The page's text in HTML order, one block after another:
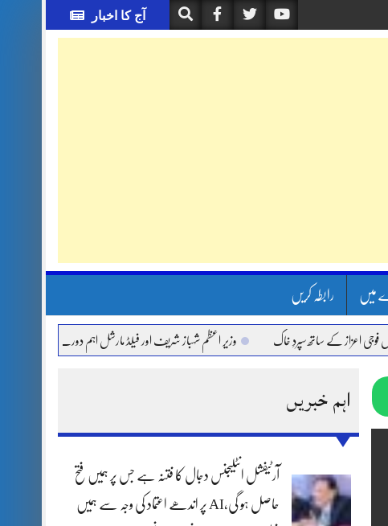
آج کا اخبار
میں رابطہ کریں
اعزاز کے ساتھ سپردِ خاک وزیر اعظم شہباز شریف اور فیلڈ مارشل اہم دورے پر سعودی عرب
اہم خبریں
آرٹیفشل انٹلیجنس دجال کا فتنہ ہے جس پر ہمیں فتح
حاصل ہو گی،AI پر اندھے اعتماد کی وجہ سے ہمیں